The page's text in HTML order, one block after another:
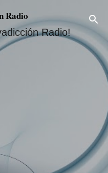
principal
Radio
Radio!